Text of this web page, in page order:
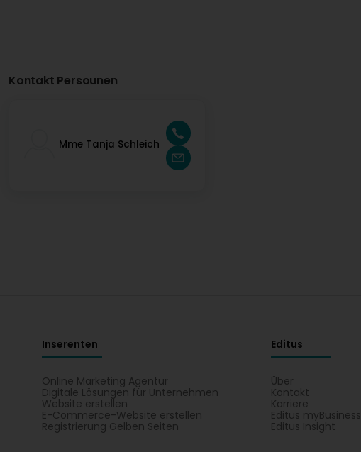
Kontakt Persounen
Mme Tanja Schleich
Inserenten
Online Marketing Agentur
Digitale Lösungen für Unternehmen
Website erstellen
E-Commerce-Website erstellen
Registrierung Gelben Seiten
Editus
Über
Kontakt
Karriere
Editus myBusiness
Editus Insight